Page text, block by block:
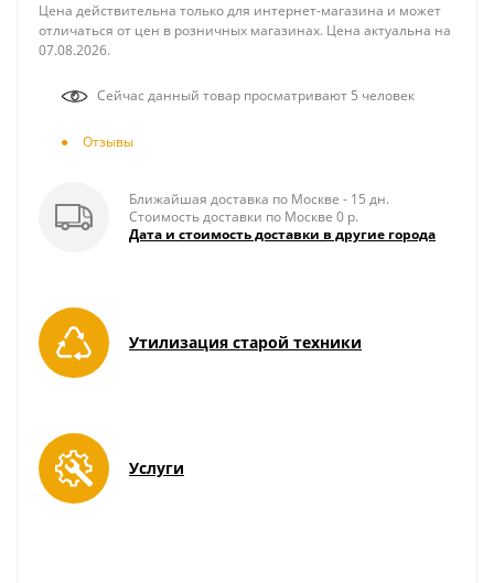
Цена действительна только для интернет-магазина и может
отличаться от цен в розничных магазинах. Цена актуальна на
07.08.2026.
Сейчас данный товар просматривают 5 человек
Отзывы
Ближайшая доставка по Москве - 15 дн.
Стоимость доставки по Москве 0 р.
Дата и стоимость доставки в другие города
Утилизация старой техники
Услуги